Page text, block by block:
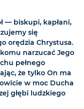
— biskupi, kapłani,
się
orędzia Chrystusa.
narzucać Jego
pełnego
że tylko On ma
w moc Ducha
głębi ludzkiego